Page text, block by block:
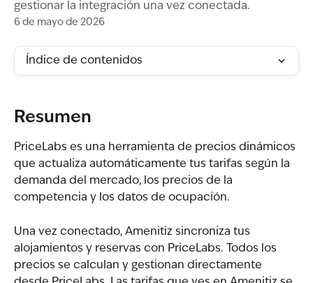
gestionar la integración una vez conectada.
6 de mayo de 2026
Índice de contenidos
Resumen
PriceLabs es una herramienta de precios dinámicos
que actualiza automáticamente tus tarifas según la
demanda del mercado, los precios de la
competencia y los datos de ocupación.
Una vez conectado, Amenitiz sincroniza tus
alojamientos y reservas con PriceLabs. Todos los
precios se calculan y gestionan directamente